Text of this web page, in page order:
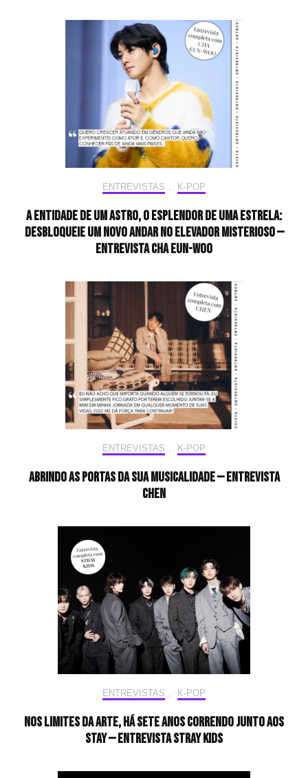
ENTREVISTAS K-POP
A entidade de um astro, o esplendor de uma estrela:
desbloqueie um novo andar no elevador misterioso —
Entrevista CHA EUN-WOO
ENTREVISTAS K-POP
Abrindo as portas da sua musicalidade — Entrevista
CHEN
ENTREVISTAS K-POP
Nos limites da arte, há sete anos correndo junto aos
STAY — Entrevista Stray Kids